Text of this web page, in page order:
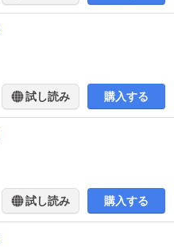
試し読み 購入する
試し読み 購入する